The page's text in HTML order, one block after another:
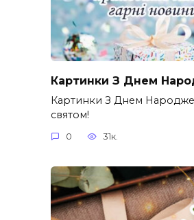
Картинки З Днем
Картинки З Днем
святом!
0 31к.